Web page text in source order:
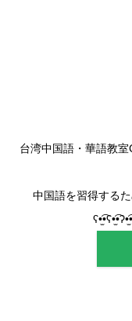
台湾中国語・華語教
中国語を習得する